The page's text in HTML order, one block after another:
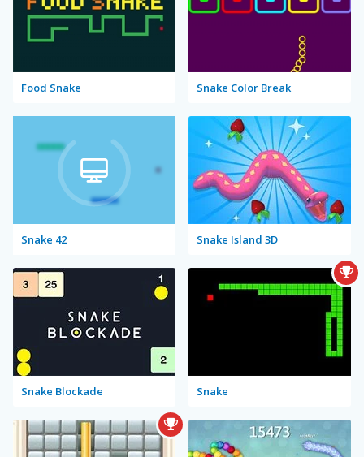
Food Snake Snake Color Break
Snake 42 Snake Island 3D
Snake Blockade Snake